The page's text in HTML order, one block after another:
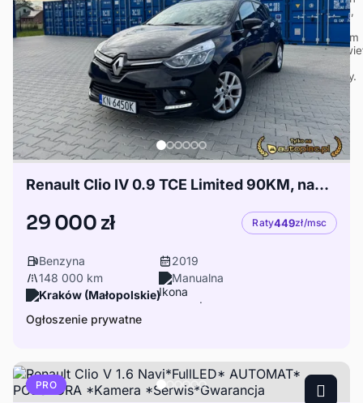
Renault Clio IV 0.9 TCE Limited 90KM, nawigacja, carplay, tempomat, alu
29 000 zł Raty449zł/msc
Benzyna
2019
148 000 km
Manualna
Kraków (Małopolskie)
Ogłoszenie prywatne
PRO